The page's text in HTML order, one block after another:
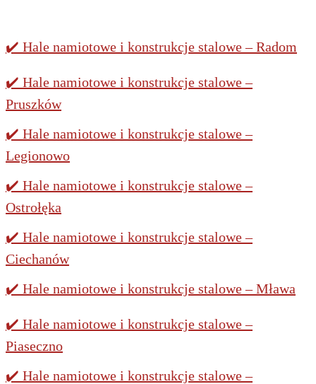
✔️ Hale namiotowe i konstrukcje stalowe – Radom
✔️ Hale namiotowe i konstrukcje stalowe –
Pruszków
✔️ Hale namiotowe i konstrukcje stalowe –
Legionowo
✔️ Hale namiotowe i konstrukcje stalowe –
Ostrołęka
✔️ Hale namiotowe i konstrukcje stalowe –
Ciechanów
✔️ Hale namiotowe i konstrukcje stalowe – Mława
✔️ Hale namiotowe i konstrukcje stalowe –
Piaseczno
✔️ Hale namiotowe i konstrukcje stalowe –